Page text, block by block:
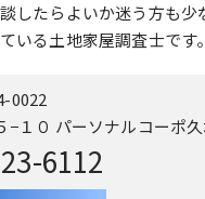
したらよいか迷う方も
いる土地家屋調査士です。
0022
１０ パーソナルコーポ
6112